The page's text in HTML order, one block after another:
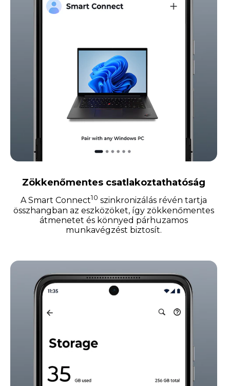
Zökkenőmentes csatlakoztathatóság
A Smart Connect10 szinkronizálás révén tartja
összhangban az eszközöket, így zökkenőmentes
átmenetet és könnyed párhuzamos
munkavégzést biztosít.